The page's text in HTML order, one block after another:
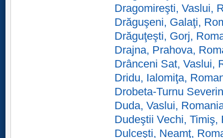
Dragomireşti, Vaslui,
Drăguşeni, Galaţi,
Drăguţeşti, Gorj,
Drajna, Prahova,
Drânceni Sat, Vaslui,
Dridu, Ialomiţa,
Drobeta-Turnu
Duda, Vaslui,
Dudeştii Vechi, Timiş,
Dulceşti, Neamţ,